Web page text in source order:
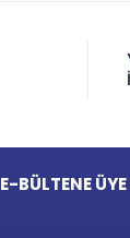
E-BÜLTENE